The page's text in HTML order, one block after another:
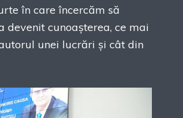
în care încercăm să
devenit cunoașterea, ce mai
unei lucrări și cât din